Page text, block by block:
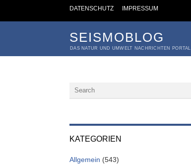
DATENSCHUTZ IMPRESSUM
SEISMOBLOG
DAS NATUR UND UMWELT NACHRICHTEN PORTAL
KATEGORIEN
Allgemein (543)